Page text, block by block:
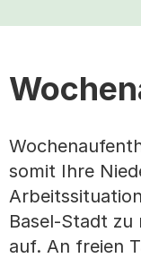
somit Ihre
Basel-Stadt zu
auf. An freien